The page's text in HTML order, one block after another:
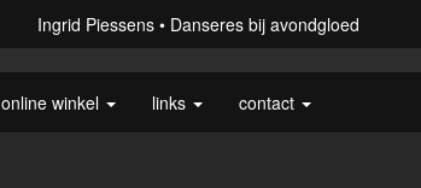
Ingrid Piessens Danseres bij avondgloed
online winkel links contact